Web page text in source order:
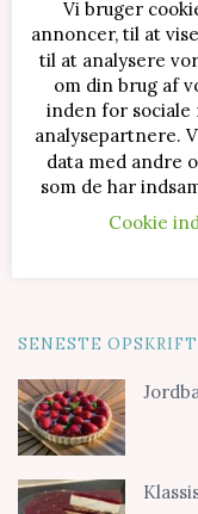
SENESTE
Vi bruger
annoncer, til at
til at analysere
om din brug af
inden for sociale
analysepartnere.
data med andre
som de har
Cookie